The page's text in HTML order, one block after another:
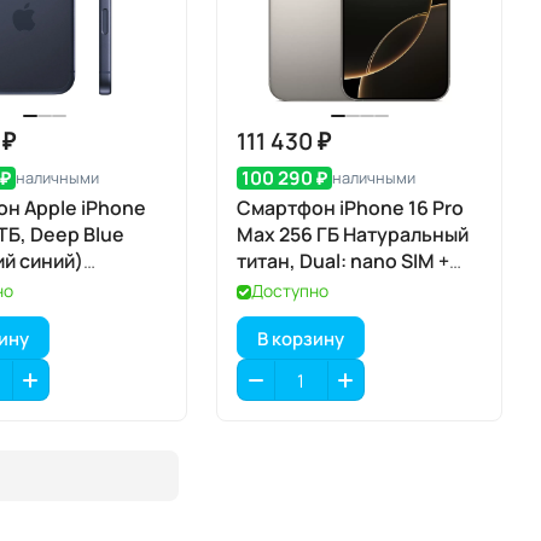
наличными
Apple iPhone
Deep Blue
синий)
111 430 ₽
100 290 ₽ наличными
Смартфон iPhone 16 Pro
Max 256 ГБ Натуральный
титан, Dual: nano SIM +
eSIM
Доступно
В корзину